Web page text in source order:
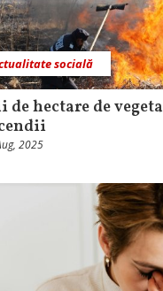
socială
de hectare de
2025